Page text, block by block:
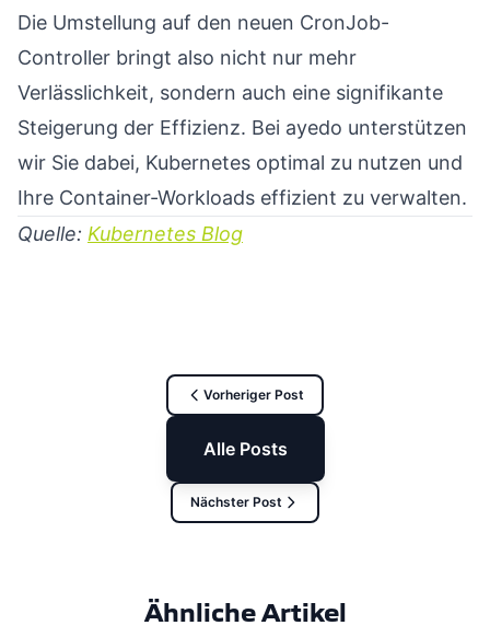
Die Umstellung auf den neuen CronJob-
Controller bringt also nicht nur mehr
Verlässlichkeit, sondern auch eine signifikante
Steigerung der Effizienz. Bei ayedo unterstützen
wir Sie dabei, Kubernetes optimal zu nutzen und
Ihre Container-Workloads effizient zu verwalten.
Quelle: Kubernetes Blog
Vorheriger Post
Alle Posts
Nächster Post
Ähnliche Artikel